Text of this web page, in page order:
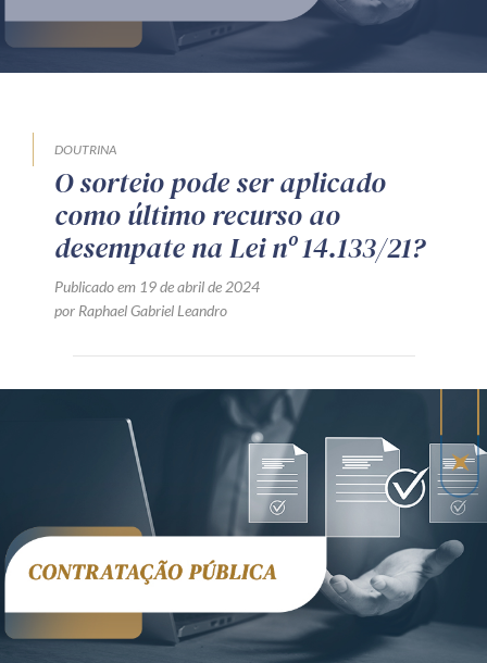
Produtos e serviços
Mentoria Zênite
Capacitação
Zênite Online
Eventos presenciais
Zênite in Company
Diferenciais
Receba por RSS
Av. Sete de Setembro, 4698
Batel
Curitiba/PR CEP 80240-000
DOUTRINA
O sorteio pode ser aplicado
como último recurso ao
desempate na Lei nº 14.133/21?
Publicado em 19 de abril de 2024
por Raphael Gabriel Leandro